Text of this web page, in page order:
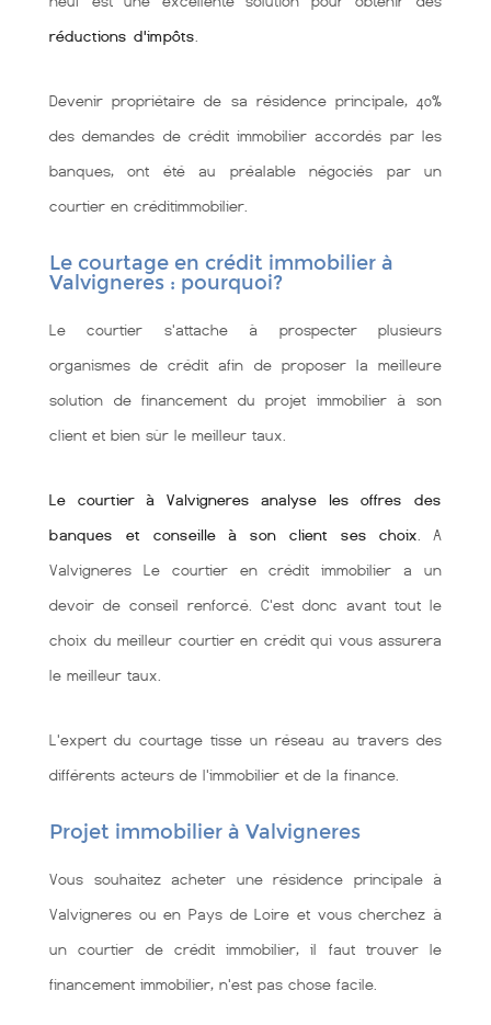
réductions d'impôts
Devenir propriétaire de sa résidence principale, 40%
des demandes de crédit immobilier accordés par les
banques, ont été au préalable négociés par un
courtier en créditimmobilier.
Le courtage en crédit immobilier à
Valvigneres : pourquoi?
Le courtier s'attache à prospecter plusieurs
organismes de crédit afin de proposer la meilleure
solution de financement du projet immobilier à son
client et bien sùr le meilleur taux.
Le courtier à Valvigneres analyse les offres des
banques et conseille à son client ses choix . A
Valvigneres Le courtier en crédit immobilier a un
devoir de conseil renforcé. C'est donc avant tout le
choix du meilleur courtier en crédit qui vous assurera
le meilleur taux.
L'expert du courtage tisse un réseau au travers des
différents acteurs de l'immobilier et de la finance.
Projet immobilier à Valvigneres
Vous souhaitez acheter une résidence principale à
Valvigneres ou en Pays de Loire et vous cherchez à
un courtier de crédit immobilier, il faut trouver le
financement immobilier, n'est pas chose facile.